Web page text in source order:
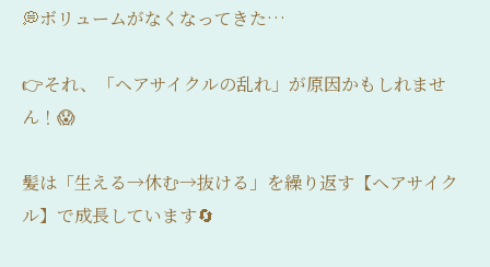
💭ボリュームがなくなってきた…
👉それ、「ヘアサイクルの乱れ」が原因かもしれませ
ん！😱
髪は「生える→休む→抜ける」を繰り返す【ヘアサイク
ル】で成長しています🔄